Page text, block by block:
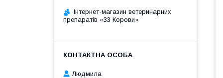
Інтернет-магазин ветеринарних
препаратів «33 Корови»
Людмила